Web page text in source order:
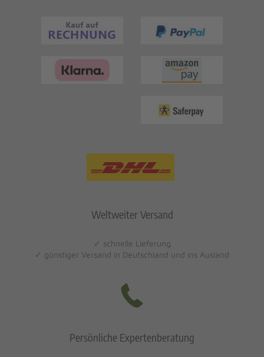
Weltweiter Versand
✓ schnelle Lieferung
✓ günstiger Versand in Deutschland und ins Ausland
Persönliche Expertenberatung